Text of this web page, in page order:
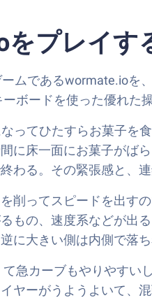
をプレイす
ムであるwormate.io
ボードを使った優れた
ってひたすらお菓子を
に床一面にお菓子がば
わる。その緊張感と、
削ってスピードを出す
もの、速度系などが
に大きい側は内側で落
急カーブもやりやす
ヤーがうようよいて、